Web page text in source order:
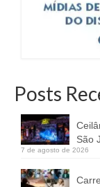
Posts
São
7 de agosto de 2026